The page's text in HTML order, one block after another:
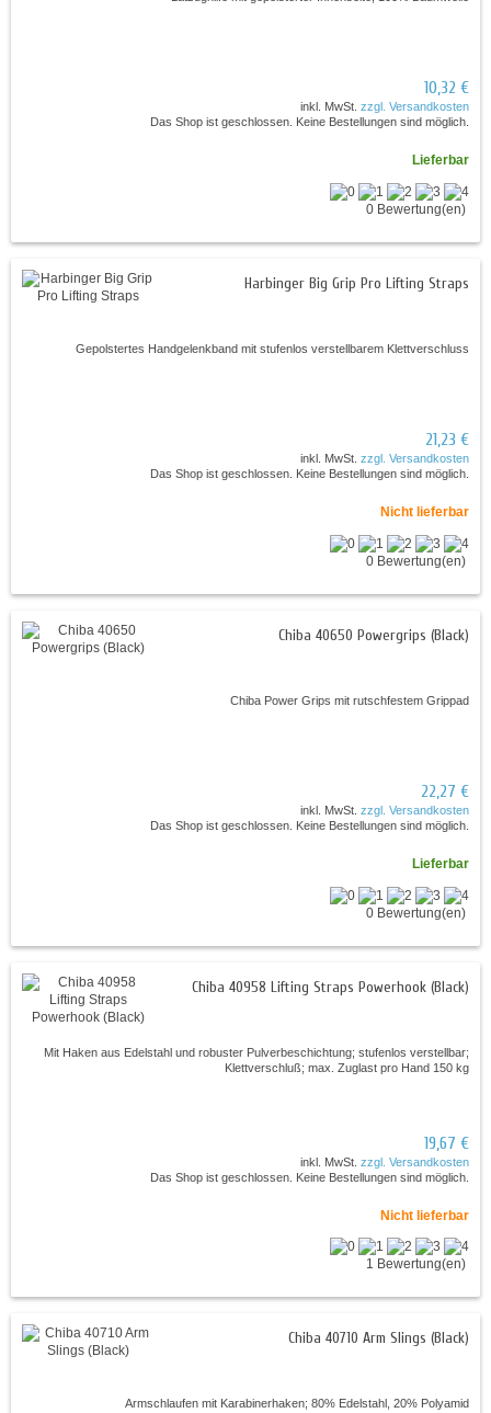
10,32 €
inkl. MwSt. zzgl. Versandkosten
Das Shop ist geschlossen. Keine Bestellungen sind möglich.
Lieferbar
0 Bewertung(en)
Harbinger Big Grip Pro Lifting Straps
Gepolstertes Handgelenkband mit stufenlos verstellbarem Klettverschluss
21,23 €
inkl. MwSt. zzgl. Versandkosten
Das Shop ist geschlossen. Keine Bestellungen sind möglich.
Nicht lieferbar
0 Bewertung(en)
Chiba 40650 Powergrips (Black)
Chiba Power Grips mit rutschfestem Grippad
22,27 €
inkl. MwSt. zzgl. Versandkosten
Das Shop ist geschlossen. Keine Bestellungen sind möglich.
Lieferbar
0 Bewertung(en)
Chiba 40958 Lifting Straps Powerhook (Black)
Mit Haken aus Edelstahl und robuster Pulverbeschichtung; stufenlos verstellbar;
Klettverschluß; max. Zuglast pro Hand 150 kg
19,67 €
inkl. MwSt. zzgl. Versandkosten
Das Shop ist geschlossen. Keine Bestellungen sind möglich.
Nicht lieferbar
1 Bewertung(en)
Chiba 40710 Arm Slings (Black)
Armschlaufen mit Karabinerhaken; 80% Edelstahl, 20% Polyamid